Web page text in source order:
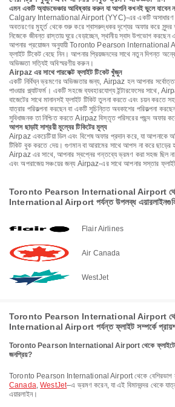
এমন একটি অ্যাডভেঞ্চার আবিষ্কার করুন যা আপনি কখনই ভুলে যাবেন
Calgary International Airport (YYC)-এর একটি অসাধারণ
অবতরণের মুহূর্ত থেকে শুরু করে শ্বাসরুদ্ধকর দৃশ্যের অফার করে সুন্দর
নিজেকে জীবন্ত রাস্তায় ঘুরে বেড়াচ্ছেন, স্থানীয় স্বাদ উপভোগ করছেন
আপনার প্রয়োজন অনুযায়ী Toronto Pearson International
ফ্লাইট টিকেট বেছে নিন। আপনার প্রিয়জনদের সাথে নতুন দিগন্ত
অভিজ্ঞতা সত্যিই অবিস্মরণীয় করুন।
Airpaz এর সাথে পারফেক্ট ফ্লাইট টিকেট খুঁজুন
একটি নির্বিঘ্ন ভ্রমণের অভিজ্ঞতার জন্য, Airpaz হল আপনার
পাওয়ার প্ল্যাটফর্ম। একটি সহজে ব্যবহারযোগ্য ইন্টারফেসের সাথে,
বাজেটের সাথে মানানসই ফ্লাইট টিকিট তুলনা করতে এবং চয়ন করতে
যাত্রার পরিকল্পনা করছেন বা একটি সুচিন্তিত অবকাশের পরিকল্পনা
সুবিধাজনক তা নিশ্চিত করতে Airpaz বিস্তৃত পরিসরের পছন্দ অফার
আপস ছাড়াই সাশ্রয়ী মূল্যের টিকিটের মূল্য
Airpaz একচেটিয়া ডিল এবং বিশেষ অফার প্রদান করে, যা আপনাকে
টিকিট বুক করতে দেয়। গুণমান বা আরামের সাথে আপস না করে ছাড়ের
Airpaz এর সাথে, আপনার স্বপ্নের গন্তব্যে ভ্রমণ করা সহজ ছিল
এবং অপরাজেয় সঞ্চয়ের জন্য Airpaz-এর সাথে আপনার সস্তার
Toronto Pearson International Airport
International Airport পর্যন্ত উপলব্ধ
Flair Airlines
Air Canada
WestJet
Toronto Pearson International Airport
International Airport পর্যন্ত ফ্লাইট সম্পর্কে প্রায়শই
Toronto Pearson International Airport থেকে ফ্লাইটের
জনপ্রিয়?
Toronto Pearson International Airport থেকে বেশিরভাগ
Canada,WestJet–এ ভ্রমণ করেন, যা এই বিমানবন্দর থেকে
এয়ারলাইন।